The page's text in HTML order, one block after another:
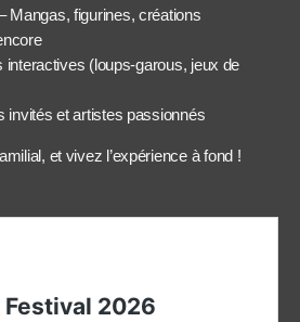
Mangas, figurines, créations
interactives (loups-garous, jeux de
invités et artistes passionnés
et vivez l’expérience à fond !